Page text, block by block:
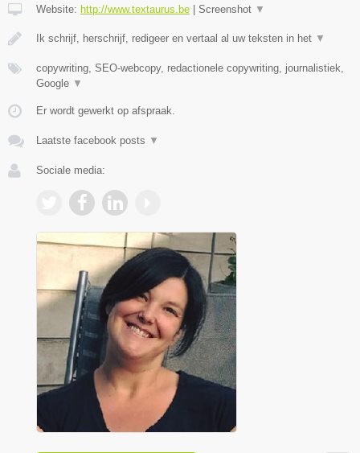
Website: http://www.textaurus.be Screenshot ▼
Ik schrijf, herschrijf, redigeer en vertaal al uw teksten in het ▼
copywriting, SEO-webcopy, redactionele copywriting, journalistiek,
Google ▼
Er wordt gewerkt op afspraak.
Laatste facebook posts ▼
Sociale media: